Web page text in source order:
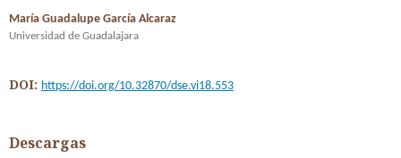
María Guadalupe García Alcaraz
Universidad de Guadalajara
DOI: https://doi.org/10.32870/dse.vi18.553
Descargas